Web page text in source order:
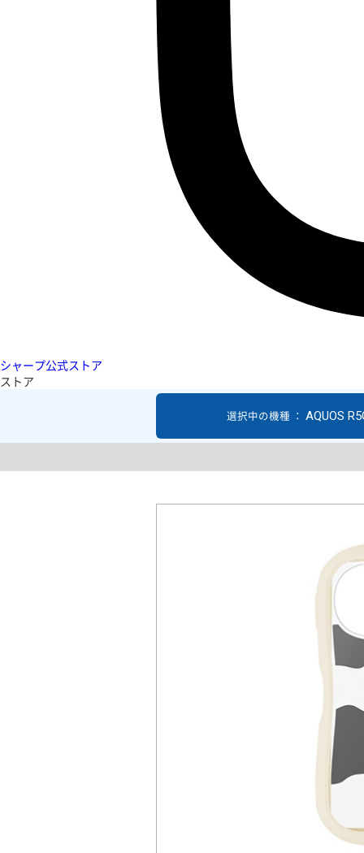
シャープ公式ストア
ストア
選択中の機種 ： AQUOS